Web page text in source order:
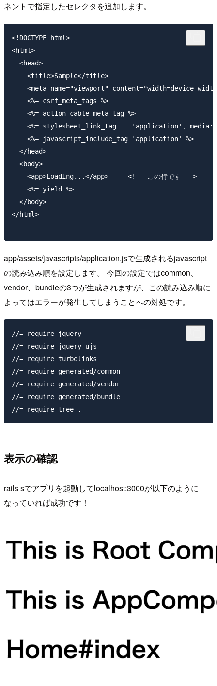
ネントで指定したセレクタを追加します。
<!DOCTYPE html>
<html>
  <head>
    <title>Sample</title>
<meta name="viewport" content="width=device-
    <%= csrf_meta_tags %>
    <%= action_cable_meta_tag %>
<%= stylesheet_link_tag    'application', media:
    <%= javascript_include_tag 'application' %>
  </head>
  <body>
    <app>Loading...</app>     <!-- この行です -->
    <%= yield %>
  </body>
</html>
app/assets/javascripts/application.jsで生成されるjavascript
の読み込み順を設定します。 今回の設定ではcommon、
vendor、bundleの3つが生成されますが、この読み込み順に
よってはエラーが発生してしまうことへの対処です。
//= require jquery
//= require jquery_ujs
//= require turbolinks
//= require generated/common
//= require generated/vendor
//= require generated/bundle
表示の確認
rails sでアプリを起動してlocalhost:3000が以下のように
なっていれば成功です！